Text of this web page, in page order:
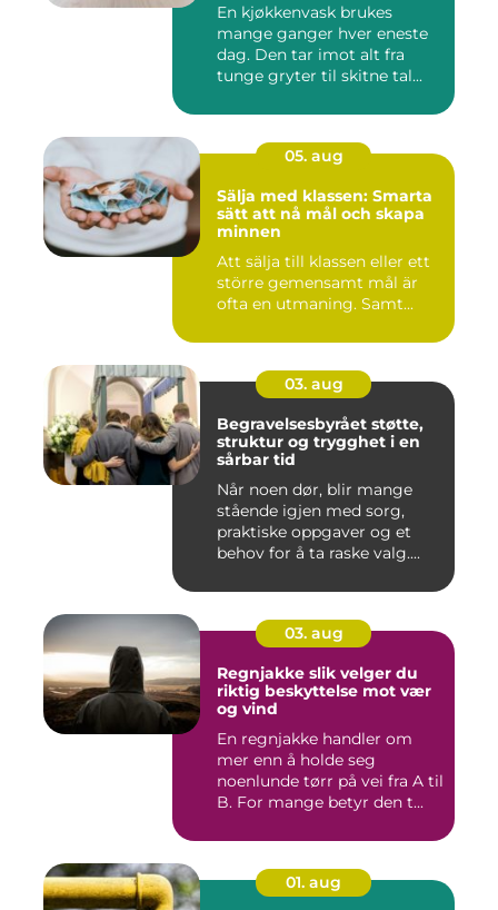
En kjøkkenvask brukes
mange ganger hver eneste
dag. Den tar imot alt fra
tunge gryter til skitne tal...
05. aug
Sälja med klassen: Smarta
sätt att nå mål och skapa
minnen
Att sälja till klassen eller ett
större gemensamt mål är
ofta en utmaning. Samt...
03. aug
Begravelsesbyrået støtte,
struktur og trygghet i en
sårbar tid
Når noen dør, blir mange
stående igjen med sorg,
praktiske oppgaver og et
behov for å ta raske valg....
03. aug
Regnjakke slik velger du
riktig beskyttelse mot vær
og vind
En regnjakke handler om
mer enn å holde seg
noenlunde tørr på vei fra A til
B. For mange betyr den t...
01. aug